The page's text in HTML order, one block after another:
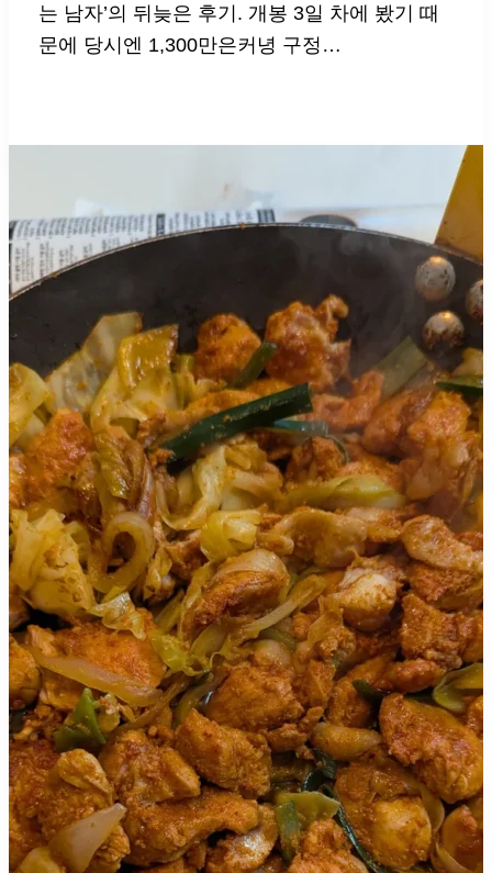
는 남자’의 뒤늦은 후기. 개봉 3일 차에 봤기 때
문에 당시엔 1,300만은커녕 구정…